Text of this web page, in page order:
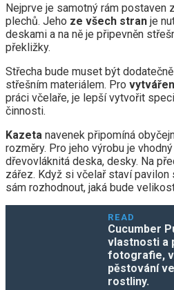
Nejprve je samotný rám postaven
plechů. Jeho ze všech stran je
deskami a na ně je připevněn
překližky.
Střecha bude muset být
střešním materiálem. Pro
práci včelaře, je lepší vytvořit
činnosti.
Kazeta navenek připomíná
rozměry. Pro jeho výrobu je
dřevovláknitá deska, desky. Na
zářez. Když si včelař staví pavilon
sám rozhodnout, jaká bude
READ
Cucumber
vlastnosti a
fotografie,
pěstování
rostliny.